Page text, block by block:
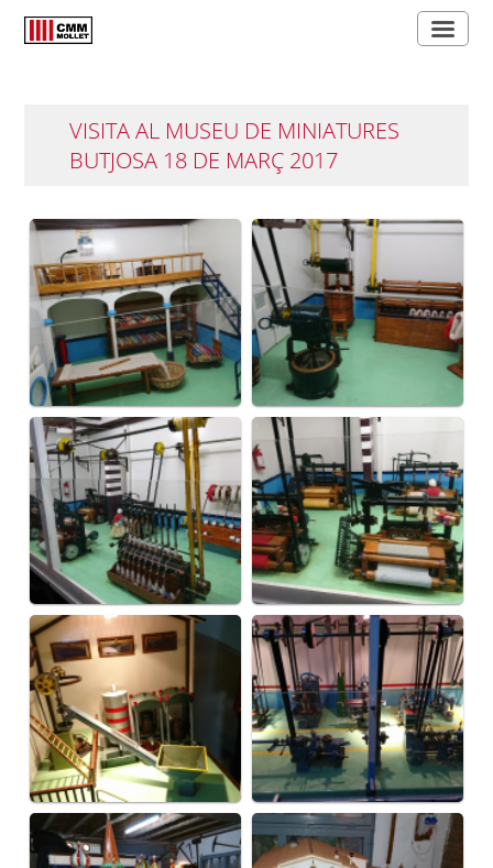
VISITA AL MUSEU DE MINIATURES
BUTJOSA 18 DE MARÇ 2017